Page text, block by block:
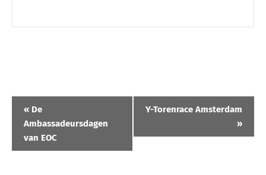
Evenement
Navigatie
« De
Ambassadeursdagen
van EOC
Y-Torenrace Amsterdam
»